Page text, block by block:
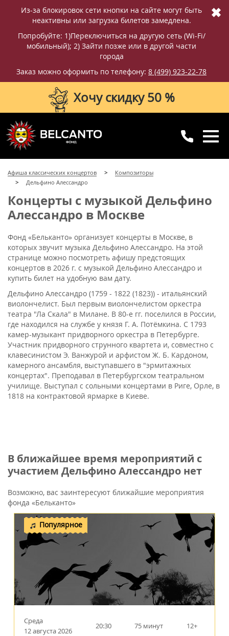
Из-за блокировок сети кнопки на сайте могут быть
неактивны или загрузка билетов замедлена.
Попробуйте: 1)Переключиться на другую сеть (Wi-Fi/
мобильный); 2) Зайти позже или в другой части
города
Заказ можно оформить по телефону: 8 (499) 923-22-78
✖
Хочу скидку 50 %
8 (499) 923-22-78
с 10:00 до 20:00
Афиша классических концертов
Композиторы
Дельфино Алессандро
Концерты с музыкой Дельфино
Алессандро в Москве
Фонд «Бельканто» организует концерты в Москве, в
которых звучит музыка Дельфино Алессандро. На этой
странице можно посмотреть афишу предстоящих
концертов в 2026 г. с музыкой Дельфино Алессандро и
купить билет на удобную вам дату.
Дельфино Алессандро (1759 - 1822 (1823)) - итальянский
виолончелист. Был первым виолончелистом оркестра
театра "Ла Скала" в Милане. В 80-е гг. поселился в России,
где находился на службе у князя Г. А. Потёмкина. С 1793
камер-музыкант придворного оркестра в Петербурге.
Участник придворного струнного квартета и, совместно с
клавесинистом Э. Ванжурой и арфистом Ж. Б. Кардоном,
камерного ансамбля, выступавшего в "эрмитажных
концертах". Преподавал в Петербургском театральном
училище. Выступал с сольными концертами в Риге, Орле, в
1818 на контрактовой ярмарке в Киеве.
В ближайшее время мероприятий с
участием Дельфино Алессандро нет
Возможно, вас заинтересуют ближайшие мероприятия
фонда «Бельканто»
Популярное
Среда
12 августа 2026
20:30 75 минут 12+